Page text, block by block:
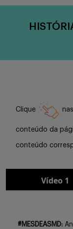
Clique
conteúdo da
conteúdo
Vídeo 1
#MESDEASMD: